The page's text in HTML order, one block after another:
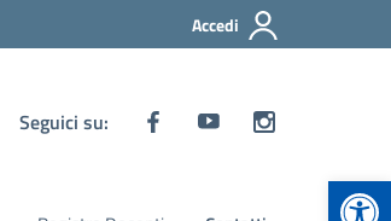
Accedi
Seguici su: